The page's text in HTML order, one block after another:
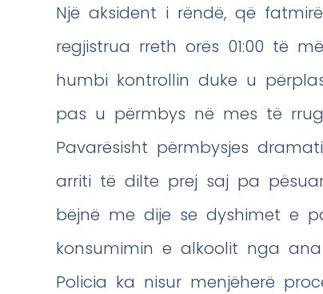
Një aksident i rëndë, që
regjistrua rreth orës 01:00 të
humbi kontrollin duke u
pas u përmbys në mes të
Pavarësisht përmbysjes
arriti të dilte prej saj pa
bëjnë me dije se dyshimet e
konsumimin e alkoolit nga
Policia ka nisur menjëherë